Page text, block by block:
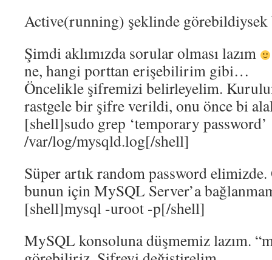
Active(running) şeklinde görebildiysek
Şimdi aklımızda sorular olması lazım
ne, hangi porttan erişebilirim gibi…
Öncelikle şifremizi belirleyelim.
rastgele bir şifre verildi, onu önce bi
[shell]sudo grep ‘temporary password’
/var/log/mysqld.log[/shell]
Süper artık random password
bunun için MySQL Server’a
[shell]mysql -uroot -p[/shell]
MySQL konsoluna düşmemiz lazım.